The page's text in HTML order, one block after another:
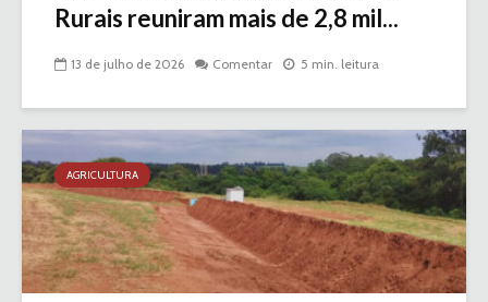
Rurais reuniram mais de 2,8 mil...
13 de julho de 2026 Comentar 5 min. leitura
AGRICULTURA